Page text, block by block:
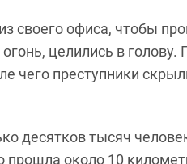
своего офиса, чтобы
целились в
чего преступники
десятков тысяч
около 10